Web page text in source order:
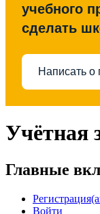
учебного
сделать
Написать о
Учётная
Главные
Регистрация
Войти